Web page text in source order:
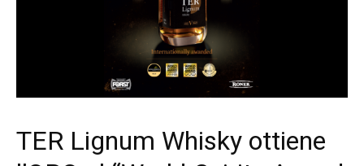
TER Lignum Whisky ottiene